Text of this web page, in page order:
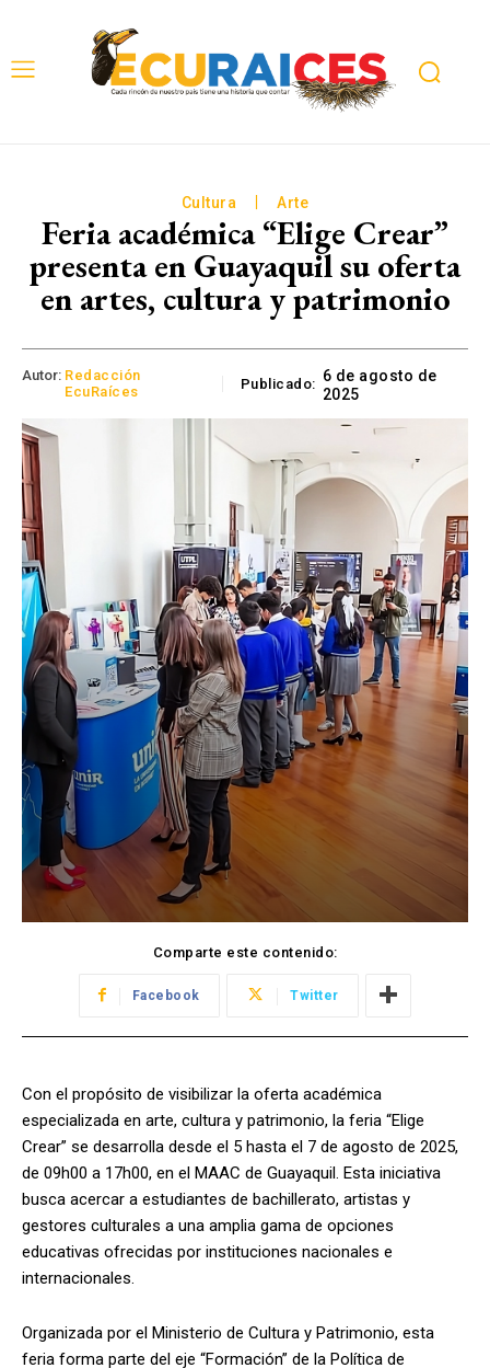
Cultura Arte
Feria académica “Elige Crear”
presenta en Guayaquil su oferta
en artes, cultura y patrimonio
Autor: Redacción
EcuRaíces
Publicado: 6 de agosto de
2025
Comparte este contenido:
Facebook Twitter
Con el propósito de visibilizar la oferta académica
especializada en arte, cultura y patrimonio, la feria “Elige
Crear” se desarrolla desde el 5 hasta el 7 de agosto de 2025,
de 09h00 a 17h00, en el MAAC de Guayaquil. Esta iniciativa
busca acercar a estudiantes de bachillerato, artistas y
gestores culturales a una amplia gama de opciones
educativas ofrecidas por instituciones nacionales e
internacionales.
Organizada por el Ministerio de Cultura y Patrimonio, esta
feria forma parte del eje “Formación” de la Política de